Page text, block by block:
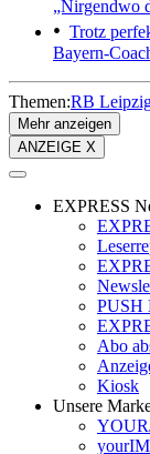
„Nirgendwo
Trotz
Bayern-
Themen:RB
Mehr anzeigen
ANZEIGE X
EXPRESS
PUSH
Abo
Kiosk
Unsere